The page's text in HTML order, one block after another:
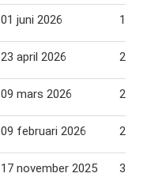
01 juni 2026 14
23 april 2026 26
09 mars 2026 22
09 februari 2026 22
17 november 2025 30